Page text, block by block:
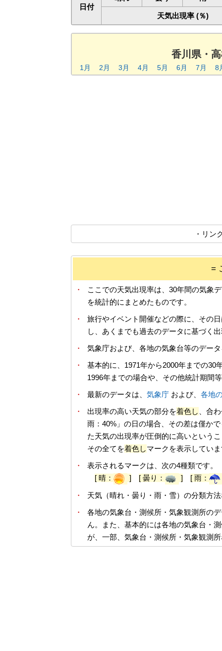
日付
天気出現率 (％)
香川県・
1月 2月 3月 4月 5月 6月 7月 8
・リン
=
・
ここでの天気出現率は、30年間の気象
を統計的にまとめたものです。
・
旅行やイベント開催などの際に、その
し、あくまでも過去のデータに基づく
・
気象庁および、各地の気象台等のデータ
・
基本的に、1971年から2000年までの30
1996年までの場合や、その他統計期間
・
最新のデータは、 気象庁 および、 各地
・
出現率の高い天気の部分を着色し
、合
雨：40%」の日の場合、その差は僅か
た天気の出現率が圧倒的に高いという
その全てを着色しマークを表示していま
・
表示されるマークは、次の4種類です。
[ 晴：
] [ 曇り： ] [ 雨：
・
天気（晴れ・曇り・雨・雪）の分類方
・
各地の気象台・測候所・気象観測所の
ん。また、基本的には各地の気象台・
が、一部、気象台・測候所・気象観測